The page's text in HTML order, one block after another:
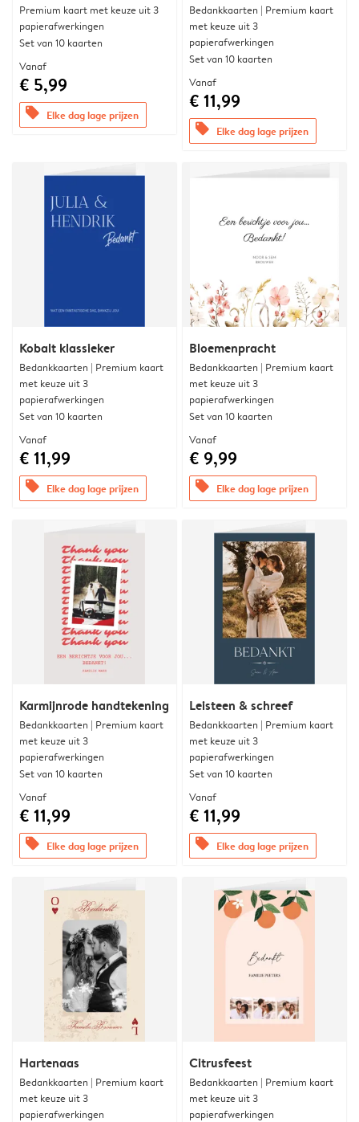
Premium kaart met keuze uit 3
papierafwerkingen
Set van 10 kaarten
Vanaf
€ 5,99
offers Elke dag lage prijzen
Bedankkaarten | Premium kaart
met keuze uit 3
papierafwerkingen
Set van 10 kaarten
Vanaf
€ 11,99
offers Elke dag lage prijzen
Kobalt klassieker
Bedankkaarten | Premium kaart
met keuze uit 3
papierafwerkingen
Set van 10 kaarten
Vanaf
€ 11,99
offers Elke dag lage prijzen
Bloemenpracht
Bedankkaarten | Premium kaart
met keuze uit 3
papierafwerkingen
Set van 10 kaarten
Vanaf
€ 9,99
offers Elke dag lage prijzen
Karmijnrode handtekening
Bedankkaarten | Premium kaart
met keuze uit 3
papierafwerkingen
Set van 10 kaarten
Vanaf
€ 11,99
offers Elke dag lage prijzen
Leisteen & schreef
Bedankkaarten | Premium kaart
met keuze uit 3
papierafwerkingen
Set van 10 kaarten
Vanaf
€ 11,99
offers Elke dag lage prijzen
Hartenaas
Bedankkaarten | Premium kaart
met keuze uit 3
papierafwerkingen
Citrusfeest
Bedankkaarten | Premium kaart
met keuze uit 3
papierafwerkingen